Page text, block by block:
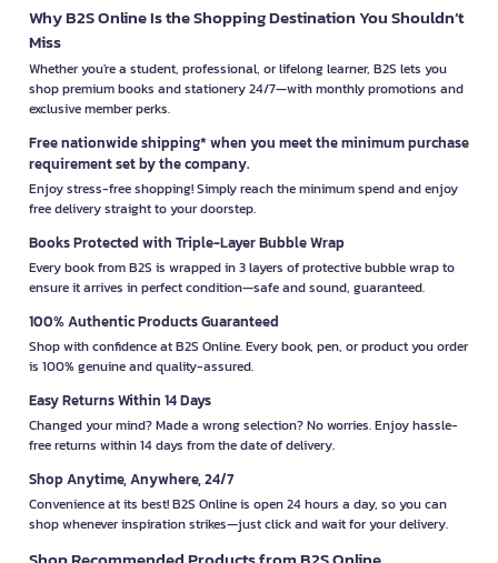
Why B2S Online Is the Shopping Destination You Shouldn’t
Miss
Whether you're a student, professional, or lifelong learner, B2S lets you
shop premium books and stationery 24/7—with monthly promotions and
exclusive member perks.
Free nationwide shipping* when you meet the minimum purchase
requirement set by the company.
Enjoy stress-free shopping! Simply reach the minimum spend and enjoy
free delivery straight to your doorstep.
Books Protected with Triple-Layer Bubble Wrap
Every book from B2S is wrapped in 3 layers of protective bubble wrap to
ensure it arrives in perfect condition—safe and sound, guaranteed.
100% Authentic Products Guaranteed
Shop with confidence at B2S Online. Every book, pen, or product you order
is 100% genuine and quality-assured.
Easy Returns Within 14 Days
Changed your mind? Made a wrong selection? No worries. Enjoy hassle-
free returns within 14 days from the date of delivery.
Shop Anytime, Anywhere, 24/7
Convenience at its best! B2S Online is open 24 hours a day, so you can
shop whenever inspiration strikes—just click and wait for your delivery.